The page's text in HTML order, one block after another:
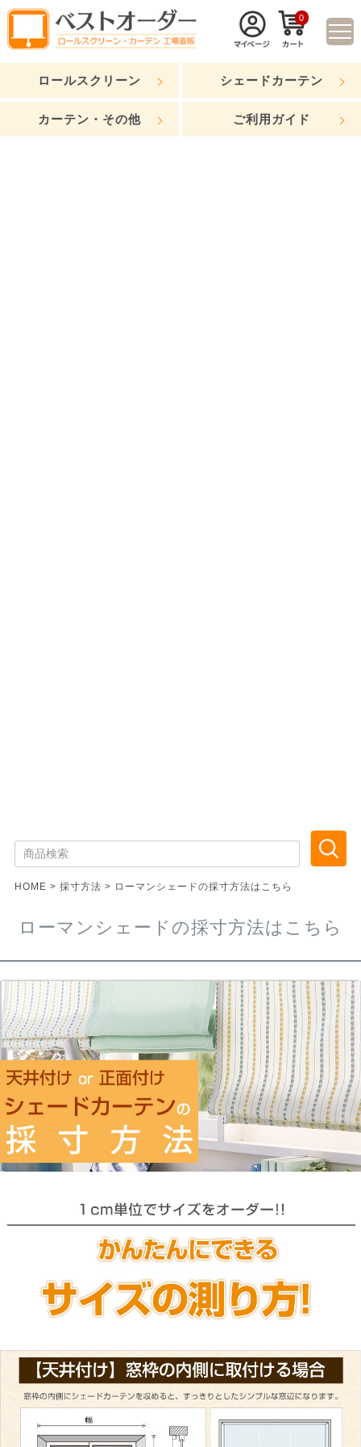
0
ロールスクリーン シェードカーテン
カーテン・その他 ご利用ガイド
HOME 採寸方法 ローマンシェードの採寸方法はこちら
ローマンシェードの採寸方法はこちら